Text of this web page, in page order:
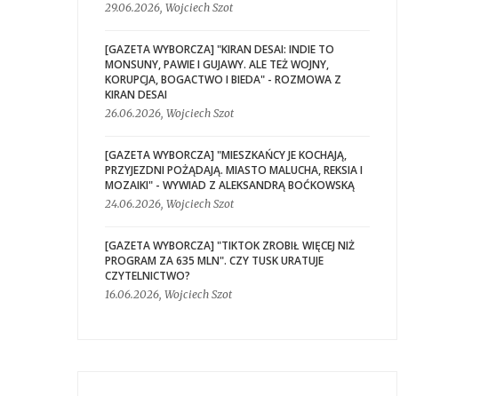
29.06.2026, Wojciech Szot
[GAZETA WYBORCZA] "KIRAN DESAI: INDIE TO
MONSUNY, PAWIE I GUJAWY. ALE TEŻ WOJNY,
KORUPCJA, BOGACTWO I BIEDA" - ROZMOWA Z
KIRAN DESAI
26.06.2026, Wojciech Szot
[GAZETA WYBORCZA] "MIESZKAŃCY JE KOCHAJĄ,
PRZYJEZDNI POŻĄDAJĄ. MIASTO MALUCHA, REKSIA I
MOZAIKI" - WYWIAD Z ALEKSANDRĄ BOĆKOWSKĄ
24.06.2026, Wojciech Szot
[GAZETA WYBORCZA] "TIKTOK ZROBIŁ WIĘCEJ NIŻ
PROGRAM ZA 635 MLN". CZY TUSK URATUJE
CZYTELNICTWO?
16.06.2026, Wojciech Szot